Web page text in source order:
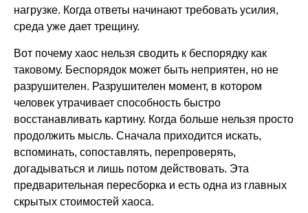
нагрузке. Когда ответы начинают требовать усилия,
среда уже дает трещину.
Вот почему хаос нельзя сводить к беспорядку как
таковому. Беспорядок может быть неприятен, но не
разрушителен. Разрушителен момент, в котором
человек утрачивает способность быстро
восстанавливать картину. Когда больше нельзя просто
продолжить мысль. Сначала приходится искать,
вспоминать, сопоставлять, перепроверять,
догадываться и лишь потом действовать. Эта
предварительная пересборка и есть одна из главных
скрытых стоимостей хаоса.